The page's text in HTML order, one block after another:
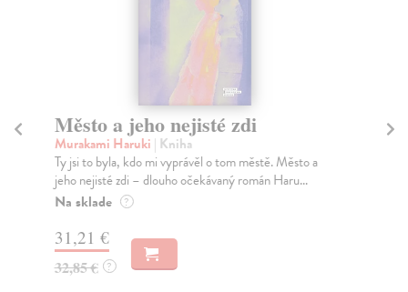
Město a jeho nejisté zdi
Murakami Haruki | Kniha
Ty jsi to byla, kdo mi vyprávěl o tom městě. Město a
jeho nejisté zdi – dlouho očekávaný román Haru...
Na sklade ?
31,21 €
32,85 € ?